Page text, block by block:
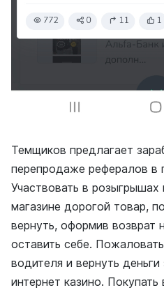
Темщиков предлагает
перепродаже рефералов в
Участвовать в розыгрышах
магазине дорогой товар,
вернуть, оформив возврат
оставить себе.
водителя и вернуть
интернет казино.